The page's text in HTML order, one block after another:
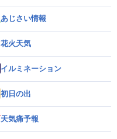
あじさい情報
花火天気
イルミネーション
初日の出
天気痛予報